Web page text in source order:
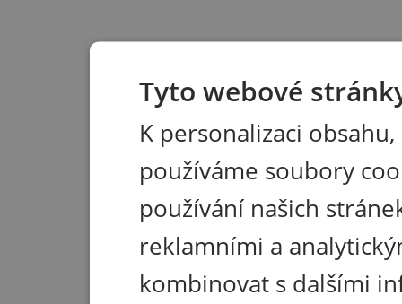
Tyto webové
K personalizaci
používáme soubory
používání našich
reklamními a
kombinovat s dalšími